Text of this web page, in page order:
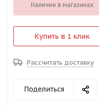
Наличие в магазинах
Купить в 1 клик
Рассчитать доставку
Поделиться